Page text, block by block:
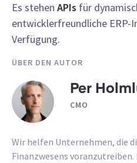
Es stehen APIs für
entwicklerfreundliche ERP-
Verfügung.
ÜBER DEN AUTOR
Per
CMO
Wir helfen Unternehmen, die
Finanzwesens voranzutreiben.